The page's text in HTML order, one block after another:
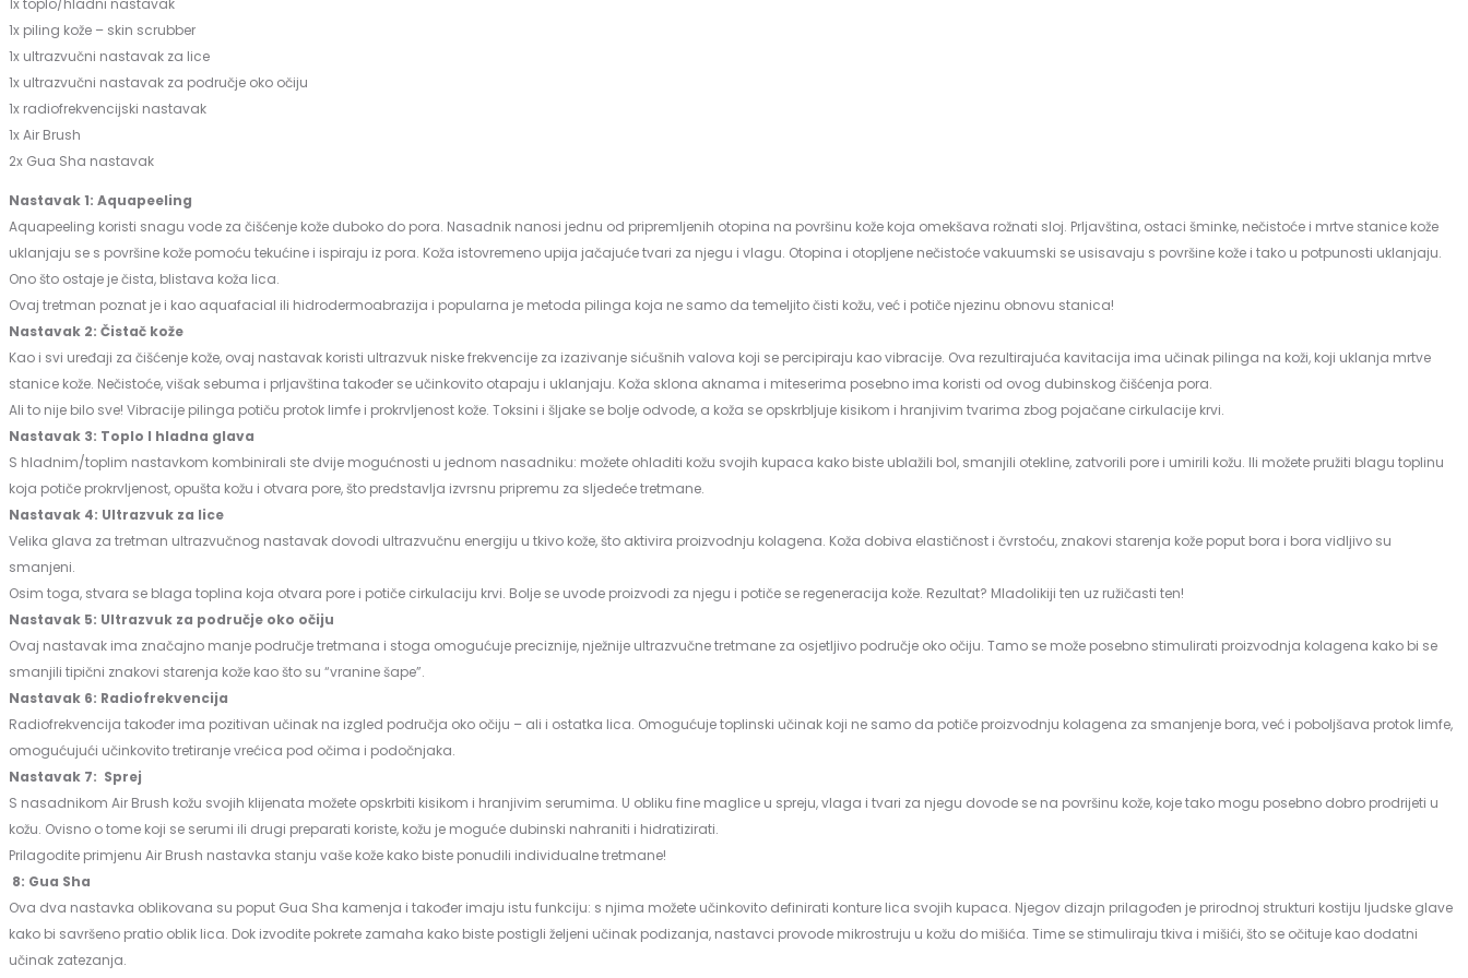
1x piling kože – skin scrubber
1x ultrazvučni nastavak za lice
1x ultrazvučni nastavak za područje oko očiju
1x radiofrekvencijski nastavak
1x Air Brush
2x Gua Sha nastavak
Nastavak 1: Aquapeeling
Aquapeeling koristi snagu vode za čišćenje kože duboko do pora. Nasadnik nanosi jednu od pripremljenih otopina na površinu kože koja omekšava rožnati sloj. Prljavština, ostaci šminke, nečistoće i mrtve stanice kože
uklanjaju se s površine kože pomoću tekućine i ispiraju iz pora. Koža istovremeno upija jačajuće tvari za njegu i vlagu. Otopina i otopljene nečistoće vakuumski se usisavaju s površine kože i tako u potpunosti uklanjaju.
Ono što ostaje je čista, blistava koža lica.
Ovaj tretman poznat je i kao aquafacial ili hidrodermoabrazija i popularna je metoda pilinga koja ne samo da temeljito čisti kožu, već i potiče njezinu obnovu stanica!
Nastavak 2: Čistač kože
Kao i svi uređaji za čišćenje kože, ovaj nastavak koristi ultrazvuk niske frekvencije za izazivanje sićušnih valova koji se percipiraju kao vibracije. Ova rezultirajuća kavitacija ima učinak pilinga na koži, koji uklanja mrtve
stanice kože. Nečistoće, višak sebuma i prljavština također se učinkovito otapaju i uklanjaju. Koža sklona aknama i miteserima posebno ima koristi od ovog dubinskog čišćenja pora.
Ali to nije bilo sve! Vibracije pilinga potiču protok limfe i prokrvljenost kože. Toksini i šljake se bolje odvode, a koža se opskrbljuje kisikom i hranjivim tvarima zbog pojačane cirkulacije krvi.
Nastavak 3: Toplo I hladna glava
S hladnim/toplim nastavkom kombinirali ste dvije mogućnosti u jednom nasadniku: možete ohladiti kožu svojih kupaca kako biste ublažili bol, smanjili otekline, zatvorili pore i umirili kožu. Ili možete pružiti blagu toplinu
koja potiče prokrvljenost, opušta kožu i otvara pore, što predstavlja izvrsnu pripremu za sljedeće tretmane.
Nastavak 4: Ultrazvuk za lice
Velika glava za tretman ultrazvučnog nastavak dovodi ultrazvučnu energiju u tkivo kože, što aktivira proizvodnju kolagena. Koža dobiva elastičnost i čvrstoću, znakovi starenja kože poput bora i bora vidljivo su
smanjeni.
Osim toga, stvara se blaga toplina koja otvara pore i potiče cirkulaciju krvi. Bolje se uvode proizvodi za njegu i potiče se regeneracija kože. Rezultat? Mladolikiji ten uz ružičasti ten!
Nastavak 5: Ultrazvuk za područje oko očiju
Ovaj nastavak ima značajno manje područje tretmana i stoga omogućuje preciznije, nježnije ultrazvučne tretmane za osjetljivo područje oko očiju. Tamo se može posebno stimulirati proizvodnja kolagena kako bi se
smanjili tipični znakovi starenja kože kao što su “vranine šape”.
Nastavak 6: Radiofrekvencija
Radiofrekvencija također ima pozitivan učinak na izgled područja oko očiju – ali i ostatka lica. Omogućuje toplinski učinak koji ne samo da potiče proizvodnju kolagena za smanjenje bora, već i poboljšava protok limfe,
omogućujući učinkovito tretiranje vrećica pod očima i podočnjaka.
Nastavak 7: Sprej
S nasadnikom Air Brush kožu svojih klijenata možete opskrbiti kisikom i hranjivim serumima. U obliku fine maglice u spreju, vlaga i tvari za njegu dovode se na površinu kože, koje tako mogu posebno dobro prodrijeti u
kožu. Ovisno o tome koji se serumi ili drugi preparati koriste, kožu je moguće dubinski nahraniti i hidratizirati.
Prilagodite primjenu Air Brush nastavka stanju vaše kože kako biste ponudili individualne tretmane!
8: Gua Sha
Ova dva nastavka oblikovana su poput Gua Sha kamenja i također imaju istu funkciju: s njima možete učinkovito definirati konture lica svojih kupaca. Njegov dizajn prilagođen je prirodnoj strukturi kostiju ljudske glave
kako bi savršeno pratio oblik lica. Dok izvodite pokrete zamaha kako biste postigli željeni učinak podizanja, nastavci provode mikrostruju u kožu do mišića. Time se stimuliraju tkiva i mišići, što se očituje kao dodatni
učinak zatezanja.